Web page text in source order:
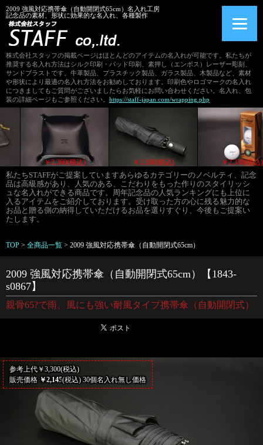
2009 強風対応携帯傘（自動開閉式65cm）名入れ工房
記念品の素材、形状に効果的な名入れ、各種製作
株式会社スタッフの掲載ページはほとんどのアイテムの名入れが可能です。私たちが
推奨する名入れ方法はシルク印刷・パッド印刷、素押し（エンボス）レーザー彫刻、
サンドブラストです。牛革製品、プラスチック製品、ガラス製品、木製品など、素材
や形状により最適の名入れ方法をお勧めしております。印刷色やロゴマークの名入れ
につきましてもご質問がございましたらお気軽にお問い合わせください。名入れ、包
装の詳細ページもご参照ください。 https://staff-japan.com/wrapping.php
￥2,376(税込) ￥2,360(税込) ￥2,360(税込)
私たちSTAFFがご提案していますあらゆるカテゴリーのノベルティ、記念
品は高級感があり、人気のある、こだわりをもった作りのスタイリッシ
ュな名入れができる商品です。周年記念品の人気ランキングにも上位に
入るアイテムをご紹介しております。受け取った方の心に残る魅力的な
お品と贈る側の納得していただけるお品を選りすぐり、今後もご提案い
たします。
TOP > 全商品一覧 > 2009 強風対応携帯傘（自動開閉式65cm）
2009 強風対応携帯傘（自動開閉式65cm）【1843-
s0867】
親骨65?で雨、風にも強い耐風タイプ携帯傘（自動開閉式）
参考上代￥3,300(税込)
販売価格 ￥2,145(税込) 30個名入れ無し価格